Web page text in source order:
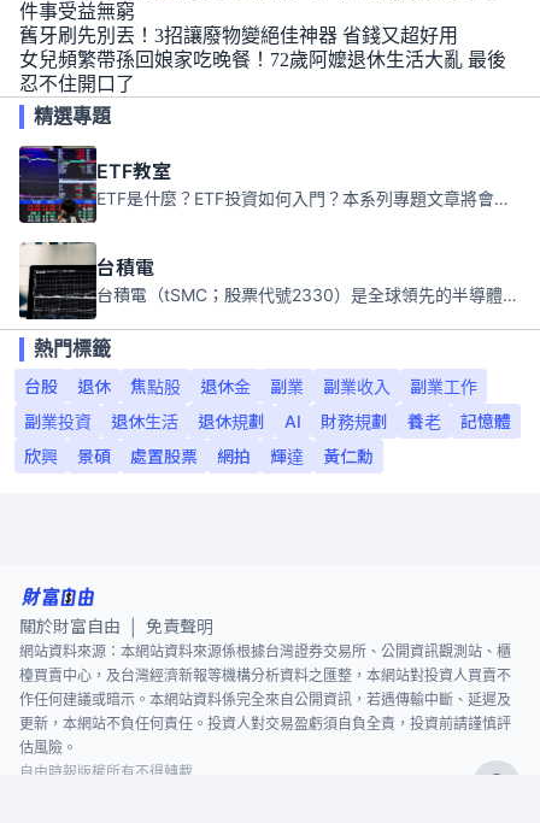
件事受益無窮
舊牙刷先別丟！3招讓廢物變絕佳神器 省錢又超好用
女兒頻繁帶孫回娘家吃晚餐！72歲阿嬤退休生活大亂 最後
忍不住開口了
精選專題
ETF教室
ETF是什麼？ETF投資如何入門？本系列專題文章將會告訴你新手必須知道的ETF基礎知識。
台積電
台積電（tSMC；股票代號2330）是全球領先的半導體代工公司，成立於1987年，總部位於台灣新竹。且已於美國、日本、德國及中國設廠，台積電是全球首家專業積體電路製造服務公司，也是全球最先進和最大規模的半導體代工廠。
熱門標籤
台股
退休 焦點股 退休金 副業 副業收入
副業工作
副業投資
退休生活 退休規劃 AI 財務規劃 養老
記憶體
欣興
景碩 處置股票 網拍 輝達 黃仁勳
關於財富自由 免責聲明
網站資料來源：本網站資料來源係根據台灣證券交易所、公開資訊觀測站、櫃
檯買賣中心，及台灣經濟新報等機構分析資料之匯整，本網站對投資人買賣不
作任何建議或暗示。本網站資料係完全來自公開資訊，若遇傳輸中斷、延遲及
更新，本網站不負任何責任。投資人對交易盈虧須自負全責，投資前請謹慎評
估風險。
自由時報版權所有不得轉載